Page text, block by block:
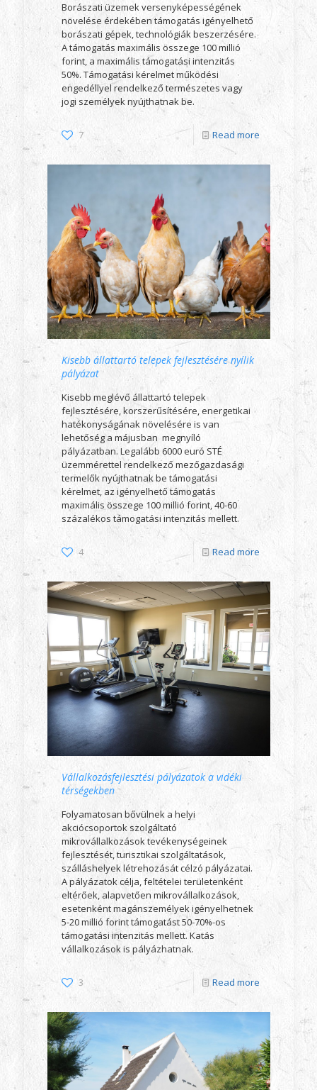
Borászati üzemek versenyképességének
növelése érdekében támogatás igényelhető
borászati gépek, technológiák beszerzésére.
A támogatás maximális összege 100 millió
forint, a maximális támogatási intenzitás
50%. Támogatási kérelmet működési
engedéllyel rendelkező természetes vagy
jogi személyek nyújthatnak be.
7 Read more
Kisebb állattartó telepek fejlesztésére nyílik
pályázat
Kisebb meglévő állattartó telepek
fejlesztésére, korszerűsítésére, energetikai
hatékonyságának növelésére is van
lehetőség a májusban megnyíló
pályázatban. Legalább 6000 euró STÉ
üzemmérettel rendelkező mezőgazdasági
termelők nyújthatnak be támogatási
kérelmet, az igényelhető támogatás
maximális összege 100 millió forint, 40-60
százalékos támogatási intenzitás mellett.
4 Read more
Vállalkozásfejlesztési pályázatok a vidéki
térségekben
Folyamatosan bővülnek a helyi
akciócsoportok szolgáltató
mikrovállalkozások tevékenységeinek
fejlesztését, turisztikai szolgáltatások,
szálláshelyek létrehozását célzó pályázatai.
A pályázatok célja, feltételei területenként
eltérőek, alapvetően mikrovállalkozások,
esetenként magánszemélyek igényelhetnek
5-20 millió forint támogatást 50-70%-os
támogatási intenzitás mellett. Katás
vállalkozások is pályázhatnak.
3 Read more